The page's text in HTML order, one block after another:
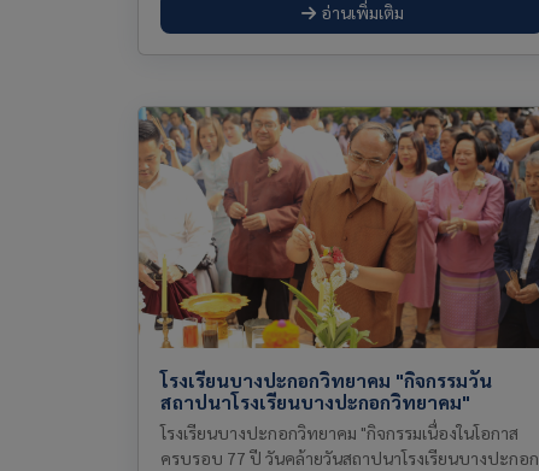
อ่านเพิ่มเติม
โรงเรียนบางปะกอกวิทยาคม "กิจกรรมวัน
สถาปนาโรงเรียนบางปะกอกวิทยาคม"
โรงเรียนบางปะกอกวิทยาคม "กิจกรรมเนื่องในโอกาส
ครบรอบ 77 ปี วันคล้ายวันสถาปนาโรงเรียนบางปะกอก